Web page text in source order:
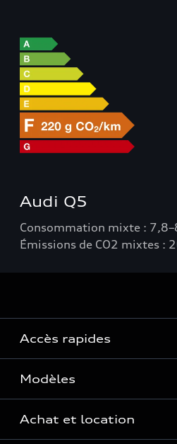
Audi Q5
Consommation mixte :
Émissions de CO2 mixtes :
Accès rapides
Quelle Audi me correspond ?
Tous les modèles
Recherche de véhicules neufs
Modèles
Électrique
Achat et location